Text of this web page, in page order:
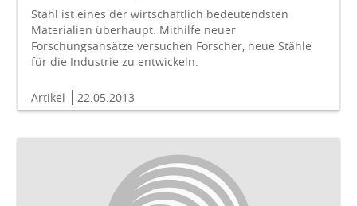
Stahl ist eines der wirtschaftlich bedeutendsten
Materialien überhaupt. Mithilfe neuer
Forschungsansätze versuchen Forscher, neue Stähle
für die Industrie zu entwickeln.
Artikel 22.05.2013